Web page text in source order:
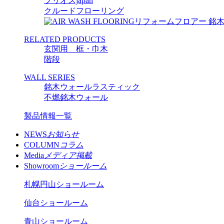
クルードフローリング
リフォームフロアー 銘
RELATED PRODUCTS
玄関用 框・巾木
階段
WALL SERIES
銘木ウォールラスティック
不燃銘木ウォール
製品情報一覧
NEWSお知らせ
COLUMNコラム
Media メディア掲載
Showroomショールーム
札幌円山ショールーム
仙台ショールーム
青山ショールーム